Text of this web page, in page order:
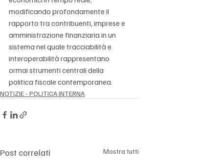
modificando profondamente il
rapporto tra contribuenti, imprese e
amministrazione finanziaria in un
sistema nel quale tracciabilità e
interoperabilità rappresentano
ormai strumenti centrali della
politica fiscale contemporanea.
NOTIZIE - POLITICA INTERNA
Post correlati Mostra tutti